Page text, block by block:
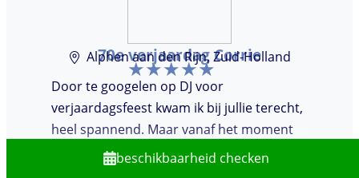
70e verjaardag Corrie
Alphen aan den Rijn, Zuid-Holland
Door te googelen op DJ voor
verjaardagsfeest kwam ik bij jullie terecht,
heel spannend. Maar vanaf het moment
dat wij contact hadden met jullie voelde
beschikbaarheid checken